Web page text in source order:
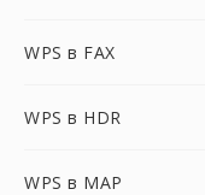
WPS в FAX
WPS в HDR
WPS в MAP